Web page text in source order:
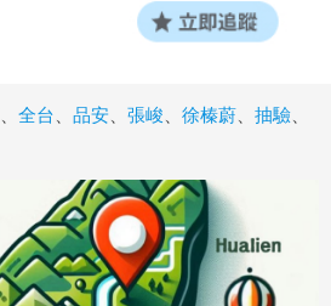
、 全台、 品安、 張峻、 徐榛蔚、 抽驗、